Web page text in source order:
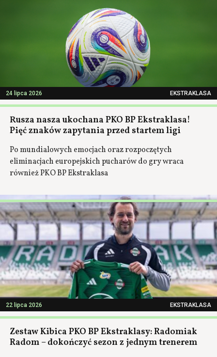
24 lipca 2026 EKSTRAKLASA
Rusza nasza ukochana PKO BP Ekstraklasa!
Pięć znaków zapytania przed startem ligi
Po mundialowych emocjach oraz rozpoczętych
eliminacjach europejskich pucharów do gry wraca
również PKO BP Ekstraklasa
22 lipca 2026 EKSTRAKLASA
Zestaw Kibica PKO BP Ekstraklasy: Radomiak
Radom – dokończyć sezon z jednym trenerem